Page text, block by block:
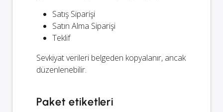
Satış Siparişi
Satın Alma Siparişi
Teklif
Sevkiyat verileri belgeden kopyalanır, ancak
düzenlenebilir.
Paket etiketleri